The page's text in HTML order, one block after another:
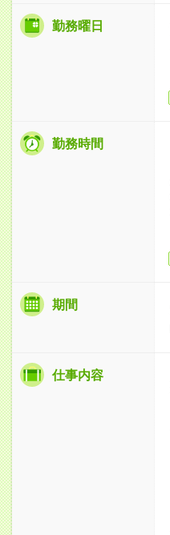
勤務曜日
勤務時間
期間
仕事内容